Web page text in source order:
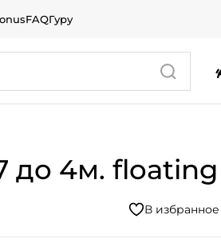
FAQГуру
до 4м. floating